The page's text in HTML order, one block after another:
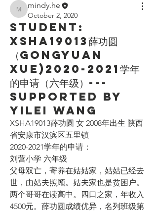
mindy.he
mindy.he
October 2, 2020
Student:
XSHA19013薛功圆
（Gongyuan
Xue)2020-2021学年
的申请（六年级）---
Supported by
Yilei Wang
XSHA19013薛功圆 女 2008年出生 陕西
省安康市汉滨区五里镇
2020-2021学年的申请：
刘营小学 六年级
父母双亡，寄养在姑姑家，姑姑已经去
世，由姑夫照顾。姑夫家也是贫困户。
两个哥哥在读高中。四口之家，年收入
4500元。薛功圆成绩优异，名列班级第